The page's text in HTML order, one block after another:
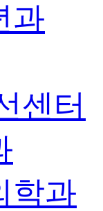
과
센터
학과